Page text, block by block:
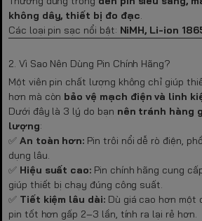
không dây, thiết bị đo đạc.
Các loại pin sạc nổi bật: NiMH, Li-ion
2. Vì Sao Nên Dùng Pin Chính Hãng?
Một viên pin chất lượng không chỉ giúp
hơn mà còn bảo vệ mạch điện và linh
Dưới đây là 3 lý do bạn nên tránh hàng
lượng:
✅ An toàn hơn: Pin trôi nổi dễ rò điện,
dụng lâu.
✅ Hiệu suất cao: Pin chính hãng cung
giúp thiết bị chạy đúng công suất.
✅ Tiết kiệm lâu dài:Dù giá cao hơn một
pin tốt hơn gấp 2–3 lần, tính ra lại rẻ hơn.